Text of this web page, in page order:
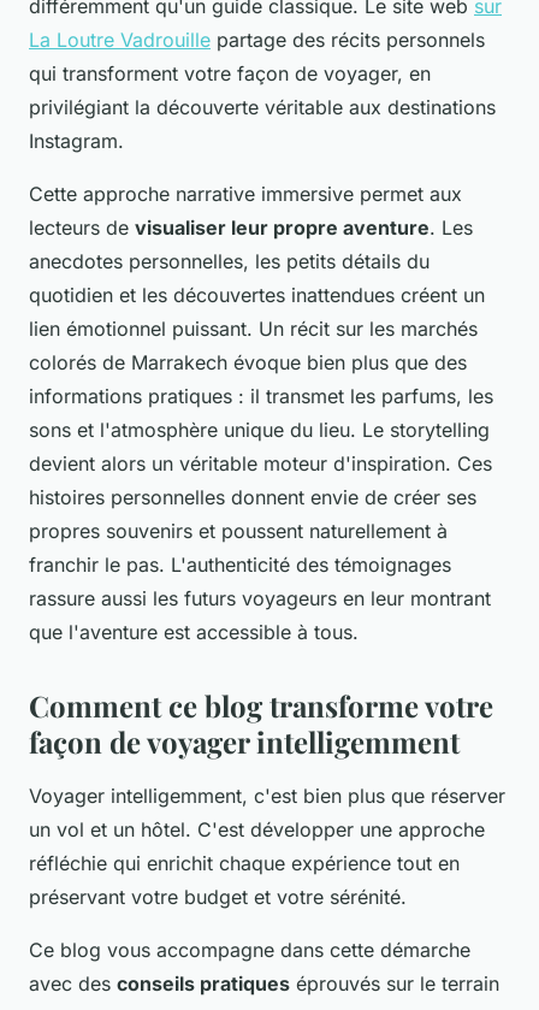
différemment qu'un guide classique. Le site web sur
La Loutre Vadrouille partage des récits personnels
qui transforment votre façon de voyager, en
privilégiant la découverte véritable aux destinations
Instagram.
Cette approche narrative immersive permet aux
lecteurs de visualiser leur propre aventure. Les
anecdotes personnelles, les petits détails du
quotidien et les découvertes inattendues créent un
lien émotionnel puissant. Un récit sur les marchés
colorés de Marrakech évoque bien plus que des
informations pratiques : il transmet les parfums, les
sons et l'atmosphère unique du lieu. Le storytelling
devient alors un véritable moteur d'inspiration. Ces
histoires personnelles donnent envie de créer ses
propres souvenirs et poussent naturellement à
franchir le pas. L'authenticité des témoignages
rassure aussi les futurs voyageurs en leur montrant
que l'aventure est accessible à tous.
Comment ce blog transforme votre
façon de voyager intelligemment
Voyager intelligemment, c'est bien plus que réserver
un vol et un hôtel. C'est développer une approche
réfléchie qui enrichit chaque expérience tout en
préservant votre budget et votre sérénité.
Ce blog vous accompagne dans cette démarche
avec des conseils pratiques éprouvés sur le terrain